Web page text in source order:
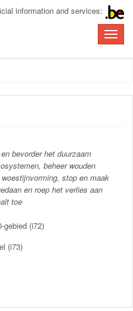
information and services:
Toggle
bevorder het duurzaam
beheer wouden
stop en maak
en roep het verlies aan
toe
gebied (i72)
(i73)